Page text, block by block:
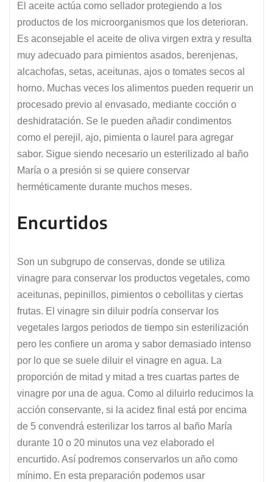
El aceite actúa como sellador protegiendo a los
productos de los microorganismos que los deterioran.
Es aconsejable el aceite de oliva virgen extra y resulta
muy adecuado para pimientos asados, berenjenas,
alcachofas, setas, aceitunas, ajos o tomates secos al
horno. Muchas veces los alimentos pueden requerir un
procesado previo al envasado, mediante cocción o
deshidratación. Se le pueden añadir condimentos
como el perejil, ajo, pimienta o laurel para agregar
sabor. Sigue siendo necesario un esterilizado al baño
María o a presión si se quiere conservar
herméticamente durante muchos meses.
Encurtidos
Son un subgrupo de conservas, donde se utiliza
vinagre para conservar los productos vegetales, como
aceitunas, pepinillos, pimientos o cebollitas y ciertas
frutas. El vinagre sin diluir podría conservar los
vegetales largos periodos de tiempo sin esterilización
pero les confiere un aroma y sabor demasiado intenso
por lo que se suele diluir el vinagre en agua. La
proporción de mitad y mitad a tres cuartas partes de
vinagre por una de agua. Como al diluirlo reducimos la
acción conservante, si la acidez final está por encima
de 5 convendrá esterilizar los tarros al baño María
durante 10 o 20 minutos una vez elaborado el
encurtido. Así podremos conservarlos un año como
mínimo. En esta preparación podemos usar